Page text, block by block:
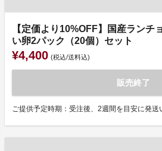
【定価より10%OFF】国産ランチ
い卵2パック（20個）セット
¥4,400 (税込/送料込)
販売終了
ご提供予定時期：受注後、2週間を目安に発送